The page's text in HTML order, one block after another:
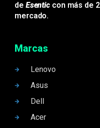
de Esentic con más de
mercado.
Marcas
Lenovo
Asus
Dell
Acer